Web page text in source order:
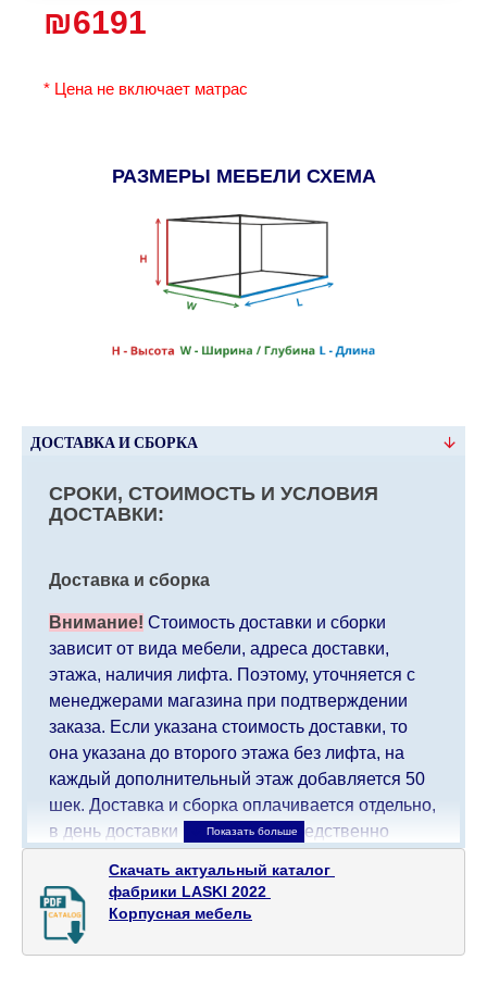
* Цена не включает матрас
РАЗМЕРЫ МЕБЕЛИ СХЕМА
₪6191
ДОСТАВКА И СБОРКА
СРОКИ, СТОИМОСТЬ И УСЛОВИЯ
ДОСТАВКИ:
Доставка и сборка
Внимание! Стоимость доставки и сборки
зависит от вида мебели, адреса доставки,
этажа, наличия лифта. Поэтому, уточняется с
менеджерами магазина при подтверждении
заказа. Если указана стоимость доставки, то
она указана до второго этажа без лифта, на
каждый дополнительный этаж добавляется 50
шек. Доставка и сборка оплачивается отдельно,
в день доставки мебели непосредственно
населенные пункты, которые находятся далеко
от центра страны, такие как: все, что дальше от
Кармиэля на севере, все, что дальше от Беэр-
Шевы на юге и в Иерусалиме, будет взимать
Скачать актуальный каталог
фабрики LASKI 2022
Корпусная мебель